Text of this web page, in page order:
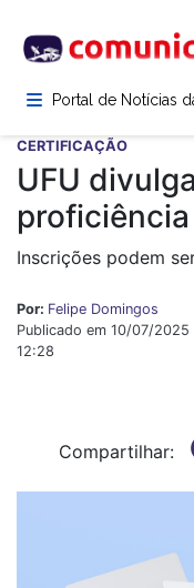
para
conteúdoPortal de Notícias
CERTIFICAÇÃO
UFU
Inscrições podem
Por: Felipe Domingos
Publicado em 10/07/
12:28
Compartilhar: